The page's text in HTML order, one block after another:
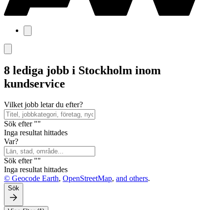
8 lediga jobb i Stockholm inom
kundservice
Vilket jobb letar du efter?
Sök efter ""
Inga resultat hittades
Var?
Sök efter ""
Inga resultat hittades
© Geocode Earth, OpenStreetMap, and others.
Sök